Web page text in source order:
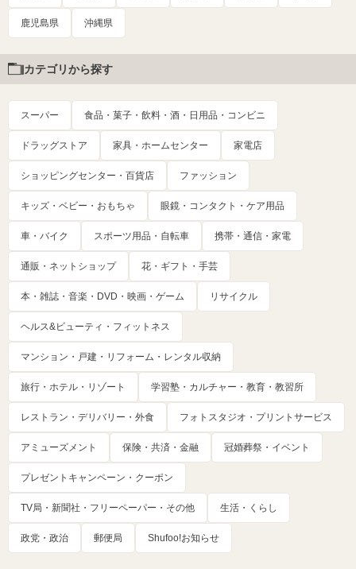
鹿児島県 沖縄県
カテゴリから探す
スーパー 食品・菓子・飲料・酒・日用品・コンビニ
ドラッグストア 家具・ホームセンター 家電店
ショッピングセンター・百貨店 ファッション
キッズ・ベビー・おもちゃ 眼鏡・コンタクト・ケア用品
車・バイク スポーツ用品・自転車 携帯・通信・家電
通販・ネットショップ 花・ギフト・手芸
本・雑誌・音楽・DVD・映画・ゲーム リサイクル
ヘルス&ビューティ・フィットネス
マンション・戸建・リフォーム・レンタル収納
旅行・ホテル・リゾート 学習塾・カルチャー・教育・教習所
レストラン・デリバリー・外食 フォトスタジオ・プリントサービス
アミューズメント 保険・共済・金融 冠婚葬祭・イベント
プレゼントキャンペーン・クーポン
TV局・新聞社・フリーペーパー・その他 生活・くらし
政党・政治 郵便局 Shufoo!お知らせ